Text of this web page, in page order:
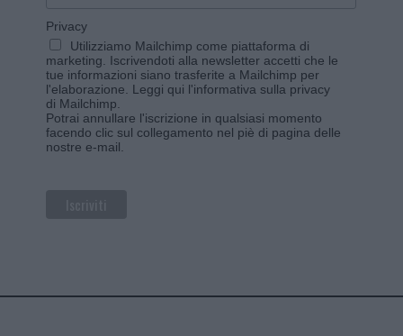
Privacy
Utilizziamo Mailchimp come piattaforma di
marketing. Iscrivendoti alla newsletter accetti che le
tue informazioni siano trasferite a Mailchimp per
l'elaborazione. Leggi qui l'informativa sulla privacy
di Mailchimp
Potrai annullare l'iscrizione in qualsiasi momento
facendo clic sul collegamento nel piè di pagina delle
nostre e-mail.